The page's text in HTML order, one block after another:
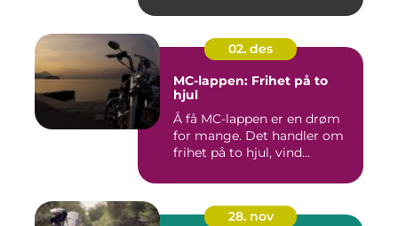
02. des
MC-lappen: Frihet på to
hjul
Å få MC-lappen er en drøm
for mange. Det handler om
frihet på to hjul, vind...
28. nov